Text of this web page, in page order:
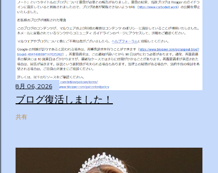
8月 06, 2026
ブログ復活しました！
共有